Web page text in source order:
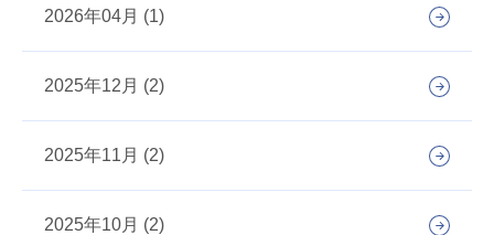
2026年04月 (1)
2025年12月 (2)
2025年11月 (2)
2025年10月 (2)